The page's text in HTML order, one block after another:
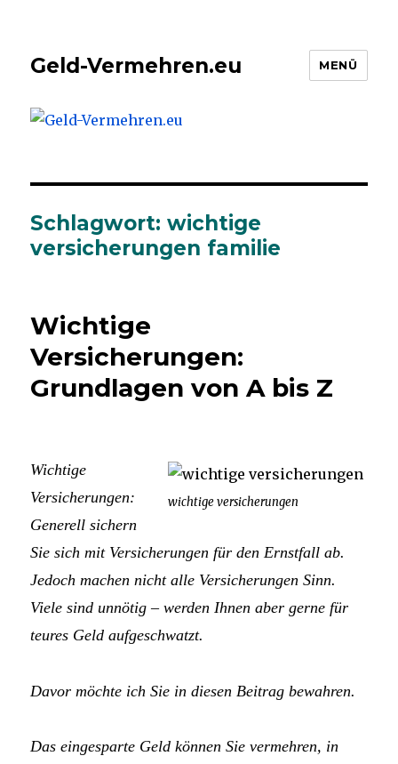
Geld-Vermehren.eu MENÜ
Schlagwort: wichtige
versicherungen familie
Wichtige
Versicherungen:
Grundlagen von A bis Z
wichtige versicherungen
Wichtige
Versicherungen:
Generell sichern
Sie sich mit Versicherungen für den Ernstfall ab.
Jedoch machen nicht alle Versicherungen Sinn.
Viele sind unnötig – werden Ihnen aber gerne für
teures Geld aufgeschwatzt.
Davor möchte ich Sie in diesen Beitrag bewahren.
Das eingesparte Geld können Sie vermehren, in